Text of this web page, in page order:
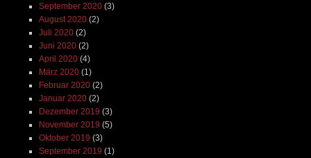
September 2020(3)
August 2020(2)
Juli 2020(2)
Juni 2020(2)
April 2020(4)
März 2020(1)
Februar 2020(2)
Januar 2020(2)
Dezember 2019 (3)
November 2019 (5)
Oktober 2019 (3)
September 2019 (1)